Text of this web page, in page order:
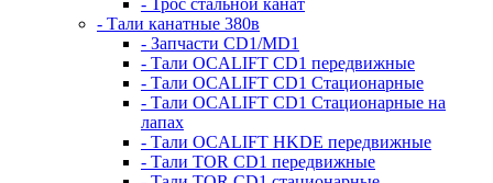
- Тали канатные 380в
- Запчасти CD1/MD1
- Тали OCALIFT CD1 передвижные
- Тали OCALIFT CD1 Стационарные
- Тали OCALIFT CD1 Стационарные на
лапах
- Тали OCALIFT HKDE передвижные
- Тали TOR CD1 передвижные